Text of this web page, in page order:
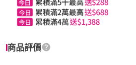
商品評價